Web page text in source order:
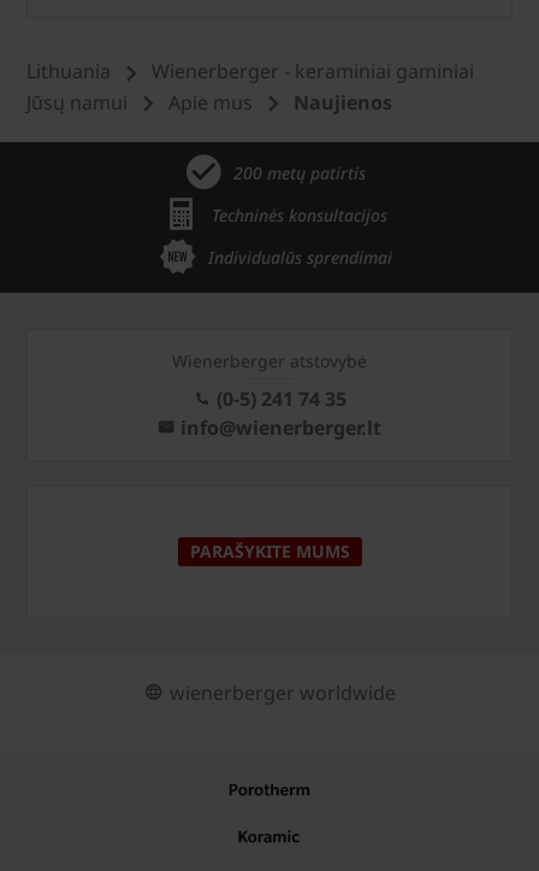
Lithuania
Wienerberger - keraminiai gaminiai
Jūsų namui
Apie mus Naujienos
200 metų patirtis
Techninės konsultacijos
Individualūs sprendimai
Wienerberger atstovybė
(0-5) 241 74 35
info@wienerberger.lt
PARAŠYKITE MUMS
wienerberger worldwide